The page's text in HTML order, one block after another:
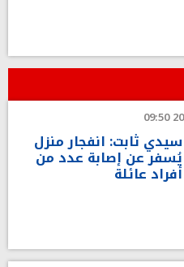
سيدي ثابت: انفجار منزل
يُسفر عن إصابة عدد من
أفراد عائلة